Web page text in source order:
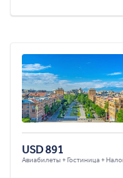
USD 891
Авиабилеты + Гостиница +